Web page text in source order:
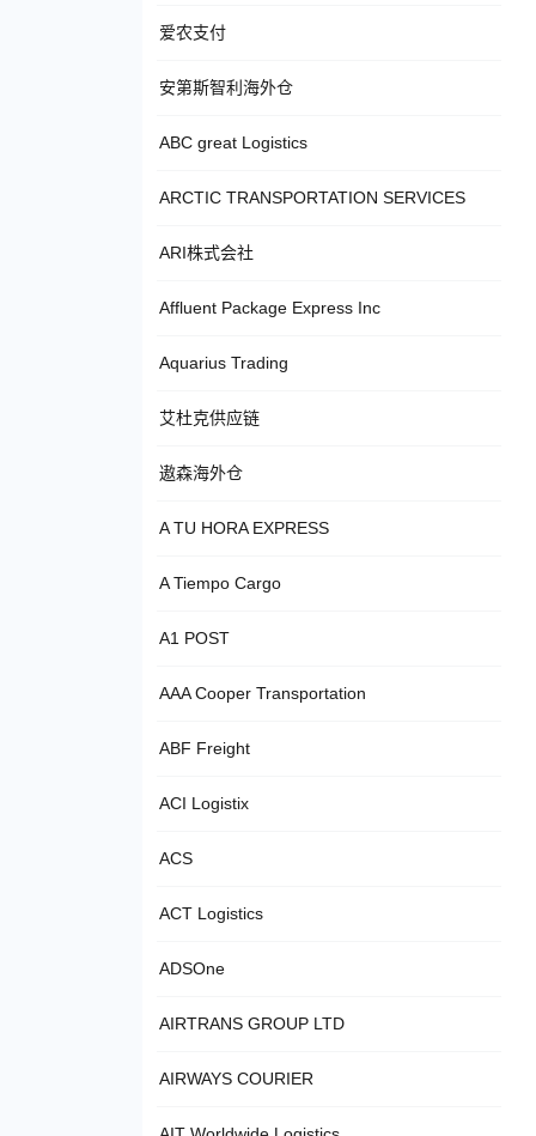
爱农支付
安第斯智利海外仓
ABC great Logistics
ARCTIC TRANSPORTATION SERVICES
ARI株式会社
Affluent Package Express Inc
Aquarius Trading
艾杜克供应链
遨森海外仓
A TU HORA EXPRESS
A Tiempo Cargo
A1 POST
AAA Cooper Transportation
ABF Freight
ACI Logistix
ACS
ACT Logistics
ADSOne
AIRTRANS GROUP LTD
AIRWAYS COURIER